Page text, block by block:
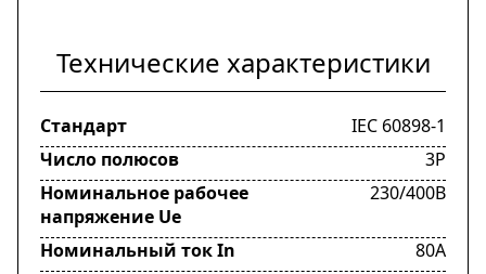
Технические характеристики
Стандарт
IEC 60898-1
Число полюсов
3Р
Номинальное рабочее
напряжение Ue
230/400В
Номинальный ток In
80А